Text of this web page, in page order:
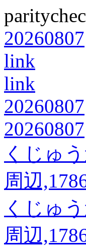
20260807
link
link
20260807
20260807
くじゅ
周辺
くじゅ
周辺